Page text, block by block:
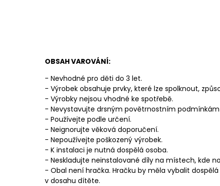
OBSAH VAROVÁNÍ:
- Nevhodné pro děti do 3 let.
- Výrobek obsahuje prvky, které lze spolknout,
- Výrobky nejsou vhodné ke spotřebě.
- Nevystavujte drsným povětrnostním
- Používejte podle určení.
- Neignorujte věková doporučení.
- Nepoužívejte poškozený výrobek.
- K instalaci je nutná dospělá osoba.
- Neskladujte neinstalované díly na místech, kde
- Obal není hračka. Hračku by měla vybalit
v dosahu dítěte.